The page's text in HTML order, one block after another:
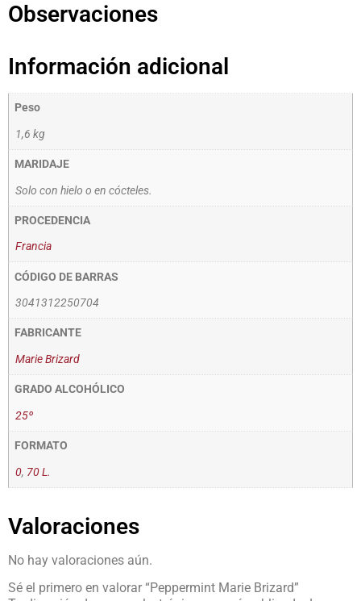
Observaciones
Información adicional
Peso
1,6 kg
MARIDAJE
Solo con hielo o en cócteles.
PROCEDENCIA
Francia
CÓDIGO DE BARRAS
3041312250704
FABRICANTE
Marie Brizard
GRADO ALCOHÓLICO
25º
FORMATO
0, 70 L.
Valoraciones
No hay valoraciones aún.
Sé el primero en valorar “Peppermint Marie Brizard”